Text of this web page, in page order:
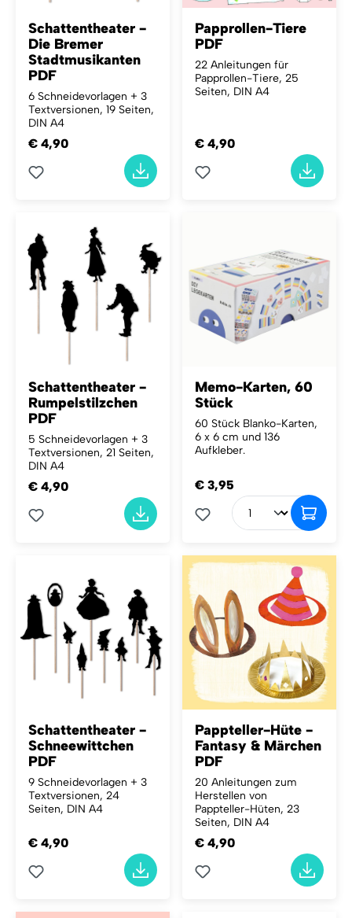
Schattentheater -
Die Bremer
Stadtmusikanten
PDF
6 Schneidevorlagen + 3
Textversionen, 19 Seiten,
DIN A4
€ 4,90
Papprollen-Tiere
PDF
22 Anleitungen für
Papprollen-Tiere, 25
Seiten, DIN A4
€ 4,90
Schattentheater -
Rumpelstilzchen
PDF
5 Schneidevorlagen + 3
Textversionen, 21 Seiten,
DIN A4
€ 4,90
Memo-Karten, 60
Stück
60 Stück Blanko-Karten,
6 x 6 cm und 136
Aufkleber.
€ 3,95
Schattentheater -
Schneewittchen
PDF
9 Schneidevorlagen + 3
Textversionen, 24
Seiten, DIN A4
€ 4,90
Pappteller-Hüte -
Fantasy & Märchen
PDF
20 Anleitungen zum
Herstellen von
Pappteller-Hüten, 23
Seiten, DIN A4
€ 4,90